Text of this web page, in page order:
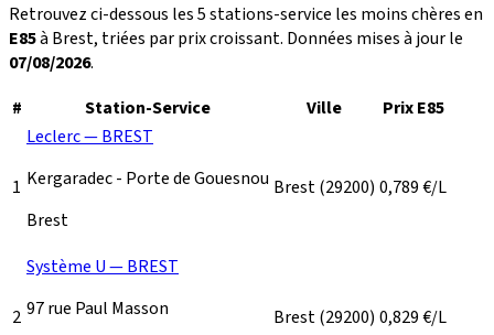
Retrouvez ci-dessous les 5 stations-service les moins chères en
E85à Brest, triées par prix croissant. Données mises à jour le
07/08/2026.
#
Station-Service Ville Prix E85
1
Leclerc — BREST
Kergaradec - Porte de Gouesnou
Brest
Brest(29200) 0,789€/L
2
Système U — BREST
97 rue Paul Masson
Brest(29200) 0,829€/L